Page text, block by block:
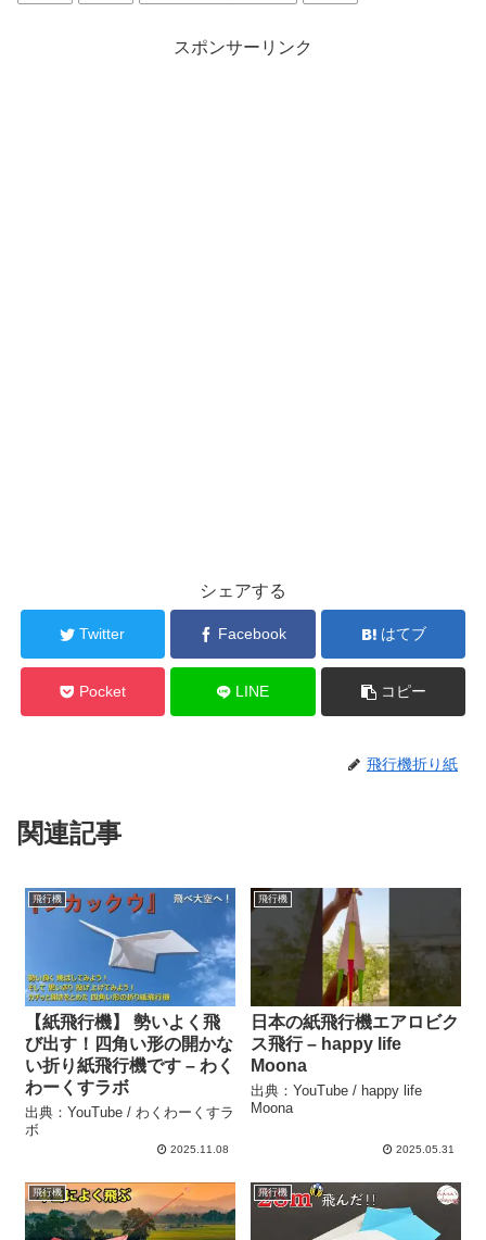
スポンサーリンク
シェアする
Twitter Facebook はてブ
Pocket LINE コピー
飛行機折り紙
関連記事
飛行機
【紙飛行機】 勢いよく飛
び出す！四角い形の開かな
い折り紙飛行機です – わく
わーくすラボ
出典：YouTube / わくわーくすラ
ボ
2025.11.08
飛行機
日本の紙飛行機エアロビク
ス飛行 – happy life
Moona
出典：YouTube / happy life
Moona
2025.05.31
飛行機 飛行機